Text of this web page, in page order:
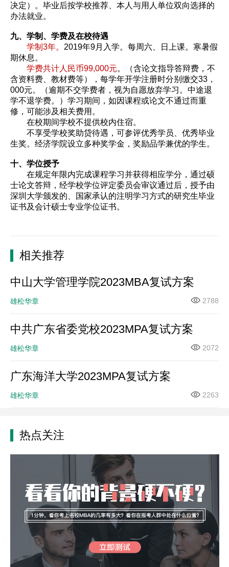
决定）。毕业后按学校推荐、本人与用人单位双向选择的
办法就业。
九、学制、学费及在校待遇
学制3年。 2019年9月入学。每周六、日上课。寒暑假
期休息。
学费共计人民币99,000元。（含论文指导答辩费，不
含资料费、教材费等），每学年开学注册时分别缴交33，
000元。（逾期不交学费者，视为自愿放弃学习。中途退
学不退学费。）学习期间，如因课程或论文不通过而重
修，可能涉及相关费用。
在校期间学校不提供校内住宿。
不享受学校奖助贷待遇，可参评优秀学员、优秀毕业
生奖。经济学院设立多种奖学金，奖励品学兼优的学生。
十、学位授予
在规定年限内完成课程学习并获得相应学分，通过硕
士论文答辩，经学校学位评定委员会审议通过后，授予由
深圳大学颁发的、国家承认的注明学习方式的研究生毕业
证书及会计硕士专业学位证书。
相关推荐
中山大学管理学院2023MBA复试方案
雄松华章 2788
中共广东省委党校2023MPA复试方案
雄松华章 2072
广东海洋大学2023MPA复试方案
雄松华章 2263
热点关注